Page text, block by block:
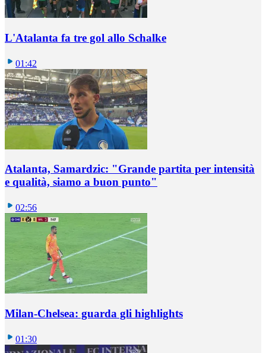
L'Atalanta fa tre gol allo Schalke
01:42
Atalanta, Samardzic: "Grande partita per intensità
e qualità, siamo a buon punto"
02:56
Milan-Chelsea: guarda gli highlights
01:30